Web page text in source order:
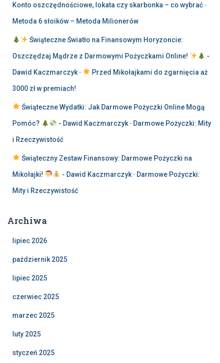
Konto oszczędnościowe, lokata czy skarbonka – co wybrać-
Metoda 6 słoików – Metoda Milionerów
Świąteczne Światło na Finansowym Horyzoncie:
Oszczędzaj Mądrze z Darmowymi Pożyczkami Online! -
Dawid Kaczmarczyk- Przed Mikołajkami do zgarnięcia aż
3000 zł w premiach!
Świąteczne Wydatki: Jak Darmowe Pożyczki Online Mogą
Pomóc? - Dawid Kaczmarczyk- Darmowe Pożyczki: Mity
i Rzeczywistość
Świąteczny Zestaw Finansowy: Darmowe Pożyczki na
Mikołajki! - Dawid Kaczmarczyk- Darmowe Pożyczki:
Mity i Rzeczywistość
Archiwa
lipiec 2026
październik 2025
lipiec 2025
czerwiec 2025
marzec 2025
luty 2025
styczeń 2025